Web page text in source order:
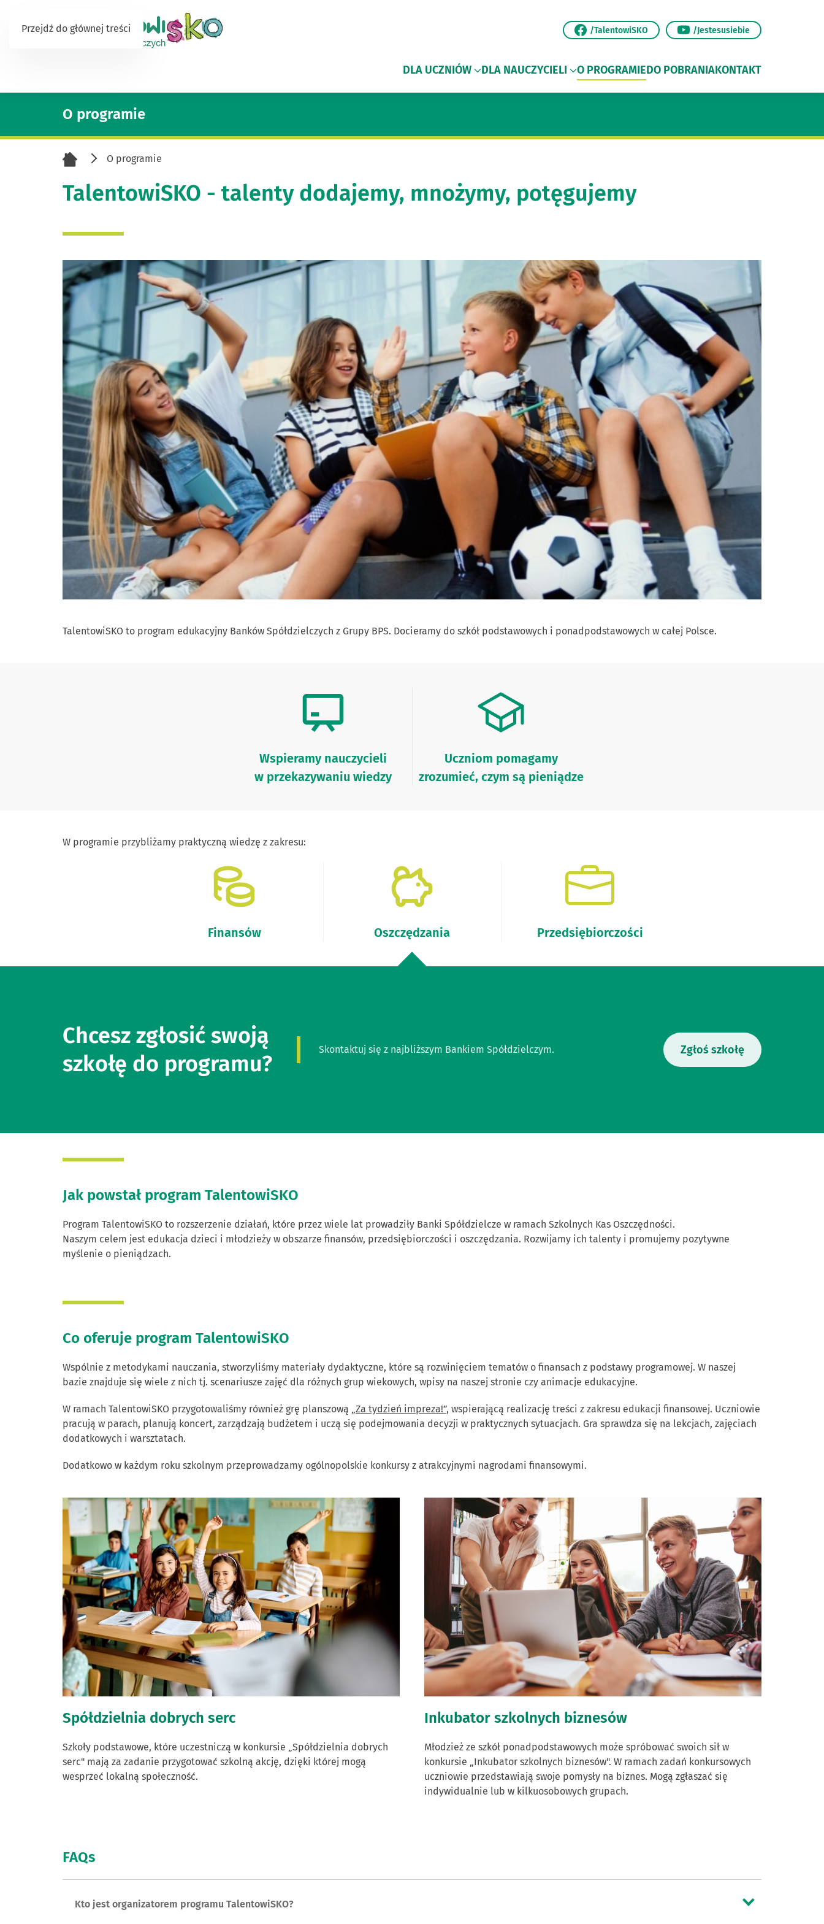
Przejdź do głównej treści /TalentowiSKO /Jestesusiebie
DLA UCZNIÓW DLA NAUCZYCIELI O PROGRAMIEDO POBRANIAKONTAKT
O programie
O programie
TalentowiSKO - talenty dodajemy, mnożymy, potęgujemy
TalentowiSKO to program edukacyjny Banków Spółdzielczych z Grupy BPS. Docieramy do szkół podstawowych i ponadpodstawowych w całej Polsce.
Wspieramy nauczycieli
w przekazywaniu wiedzy
Uczniom pomagamy
zrozumieć, czym są pieniądze
W programie przybliżamy praktyczną wiedzę z zakresu:
Finansów Oszczędzania Przedsiębiorczości
Chcesz zgłosić swoją
szkołę do programu?
Skontaktuj się z najbliższym Bankiem Spółdzielczym. Zgłoś szkołę
Jak powstał program TalentowiSKO
Program TalentowiSKO to rozszerzenie działań, które przez wiele lat prowadziły Banki Spółdzielcze w ramach Szkolnych Kas Oszczędności.
Naszym celem jest edukacja dzieci i młodzieży w obszarze finansów, przedsiębiorczości i oszczędzania. Rozwijamy ich talenty i promujemy pozytywne
myślenie o pieniądzach.
Co oferuje program TalentowiSKO
Wspólnie z metodykami nauczania, stworzyliśmy materiały dydaktyczne, które są rozwinięciem tematów o finansach z podstawy programowej. W naszej
bazie znajduje się wiele z nich tj. scenariusze zajęć dla różnych grup wiekowych, wpisy na naszej stronie czy animacje edukacyjne.
W ramach TalentowiSKO przygotowaliśmy również grę planszową „Za tydzień impreza!”, wspierającą realizację treści z zakresu edukacji finansowej. Uczniowie
pracują w parach, planują koncert, zarządzają budżetem i uczą się podejmowania decyzji w praktycznych sytuacjach. Gra sprawdza się na lekcjach, zajęciach
dodatkowych i warsztatach.
Dodatkowo w każdym roku szkolnym przeprowadzamy ogólnopolskie konkursy z atrakcyjnymi nagrodami finansowymi.
Spółdzielnia dobrych serc
Szkoły podstawowe, które uczestniczą w konkursie „Spółdzielnia dobrych
serc" mają za zadanie przygotować szkolną akcję, dzięki której mogą
wesprzeć lokalną społeczność.
Inkubator szkolnych biznesów
Młodzież ze szkół ponadpodstawowych może spróbować swoich sił w
konkursie „Inkubator szkolnych biznesów". W ramach zadań konkursowych
uczniowie przedstawiają swoje pomysły na biznes. Mogą zgłaszać się
indywidualnie lub w kilkuosobowych grupach.
FAQs
Kto jest organizatorem programu TalentowiSKO?